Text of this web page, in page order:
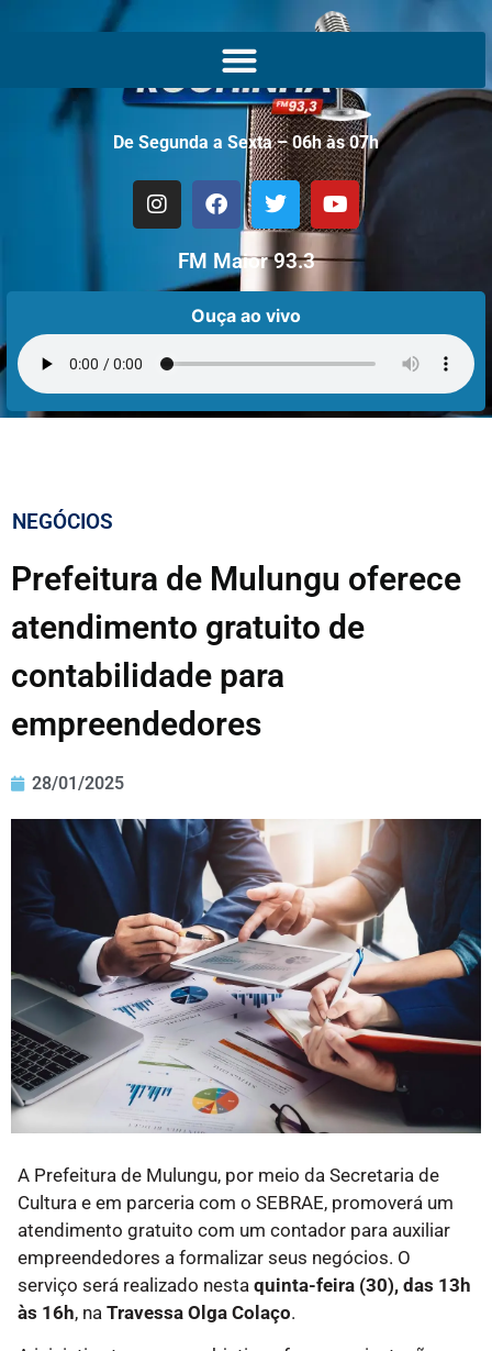
De Segunda a Sexta – 06h às 07h
FM Maior 93.3
Ouça ao vivo
NEGÓCIOS
Prefeitura de Mulungu oferece
atendimento gratuito de
contabilidade para
empreendedores
28/01/2025
A Prefeitura de Mulungu, por meio da Secretaria de
Cultura e em parceria com o SEBRAE, promoverá um
atendimento gratuito com um contador para auxiliar
empreendedores a formalizar seus negócios. O
serviço será realizado nesta quinta-feira (30), das 13h
às 16h, na Travessa Olga Colaço.